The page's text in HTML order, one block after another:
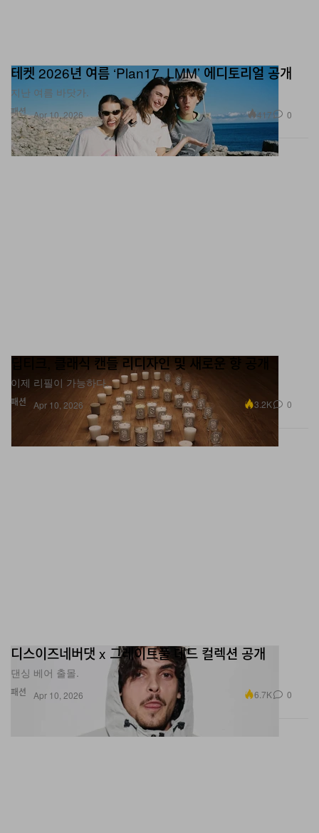
패션
테켓 2026년 여름 ‘Plan17. LMM’ 에디토리얼 공개
지난 여름 바닷가.
Apr 10, 2026 417 0
패션
딥티크, 클래식 캔들 리디자인 및 새로운 향 공개
이제 리필이 가능하다.
Apr 10, 2026 3.2K 0
패션
디스이즈네버댓 x 그레이트풀 데드 컬렉션 공개
댄싱 베어 출몰.
Apr 10, 2026 6.7K 0